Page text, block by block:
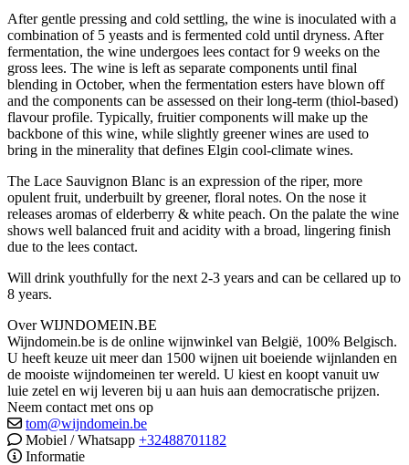
After gentle pressing and cold settling, the wine is inoculated with a
combination of 5 yeasts and is fermented cold until dryness. After
fermentation, the wine undergoes lees contact for 9 weeks on the
gross lees. The wine is left as separate components until final
blending in October, when the fermentation esters have blown off
and the components can be assessed on their long-term (thiol-based)
flavour profile. Typically, fruitier components will make up the
backbone of this wine, while slightly greener wines are used to
bring in the minerality that defines Elgin cool-climate wines.
The Lace Sauvignon Blanc is an expression of the riper, more
opulent fruit, underbuilt by greener, floral notes. On the nose it
releases aromas of elderberry & white peach. On the palate the wine
shows well balanced fruit and acidity with a broad, lingering finish
due to the lees contact.
Will drink youthfully for the next 2-3 years and can be cellared up to
8 years.
Over WIJNDOMEIN.BE
Wijndomein.be is de online wijnwinkel van België, 100% Belgisch.
U heeft keuze uit meer dan 1500 wijnen uit boeiende wijnlanden en
de mooiste wijndomeinen ter wereld. U kiest en koopt vanuit uw
luie zetel en wij leveren bij u aan huis aan democratische prijzen.
Neem contact met ons op
tom@wijndomein.be
Mobiel / Whatsapp +32488701182
Informatie